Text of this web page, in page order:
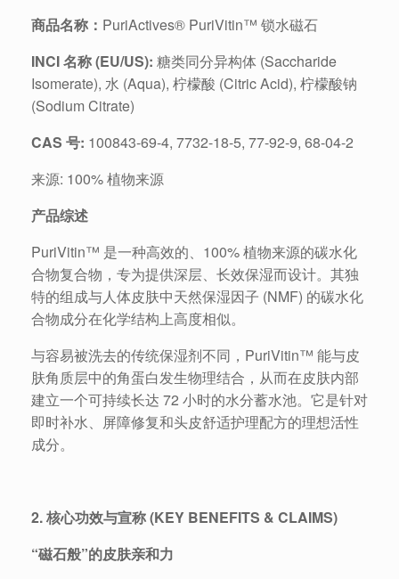
商品名称： PuriActives® PuriVitin™ 锁水磁石
INCI 名称 (EU/US): 糖类同分异构体 (Saccharide
Isomerate), 水 (Aqua), 柠檬酸 (Citric Acid), 柠檬酸钠
(Sodium Citrate)
CAS 号: 100843-69-4, 7732-18-5, 77-92-9, 68-04-2
来源: 100% 植物来源
产品综述
PuriVitin™ 是一种高效的、100% 植物来源的碳水化
合物复合物，专为提供深层、长效保湿而设计。其独
特的组成与人体皮肤中天然保湿因子 (NMF) 的碳水化
合物成分在化学结构上高度相似。
与容易被洗去的传统保湿剂不同，PuriVitin™ 能与皮
肤角质层中的角蛋白发生物理结合，从而在皮肤内部
建立一个可持续长达 72 小时的水分蓄水池。它是针对
即时补水、屏障修复和头皮舒适护理配方的理想活性
成分。
2. 核心功效与宣称 (KEY BENEFITS & CLAIMS)
“磁石般”的皮肤亲和力